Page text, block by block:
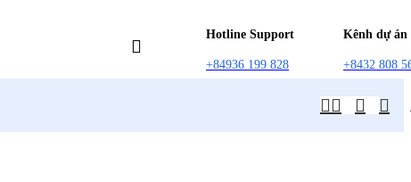
Hotline Support
+84936 199 828
Kênh dự án
+8432 808